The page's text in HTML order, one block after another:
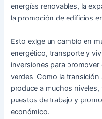
energías renovables, la
la promoción de edificios
Esto exige un cambio en
energético, transporte y
inversiones para
verdes. Como la transición
produce a muchos
puestos de trabajo y
económico.